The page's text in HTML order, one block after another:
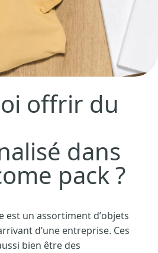
offrir du
dans
pack ?
est un assortiment d’objets
d’une entreprise. Ces
bien être des